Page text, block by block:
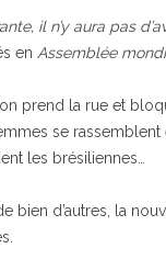
il n’y aura pas
en Assemblée
prend la rue et
se
les brésiliennes…
bien d’autres, la